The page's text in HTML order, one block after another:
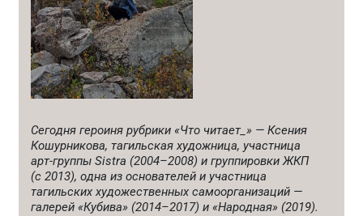
Сегодня героиня рубрики «Что читает_» — Ксения
Кошурникова, тагильская художница, участница
арт-группы Sistra (2004–2008) и группировки ЖКП
(с 2013), одна из основателей и участница
тагильских художественных самоорганизаций —
галерей «Кубива» (2014–2017) и «Народная» (2019).